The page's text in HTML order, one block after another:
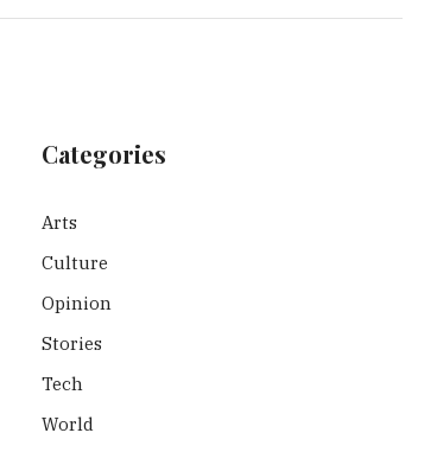
Categories
Arts
Culture
Opinion
Stories
Tech
World